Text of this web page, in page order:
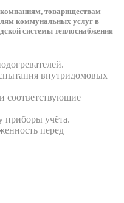
товариществам
коммунальных услуг в
системы теплоснабжения
внутридомовых
соответствующие
приборы учёта.
перед